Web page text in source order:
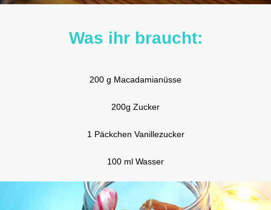
Was ihr braucht:
200 g Macadamianüsse
200g Zucker
1 Päckchen Vanillezucker
100 ml Wasser